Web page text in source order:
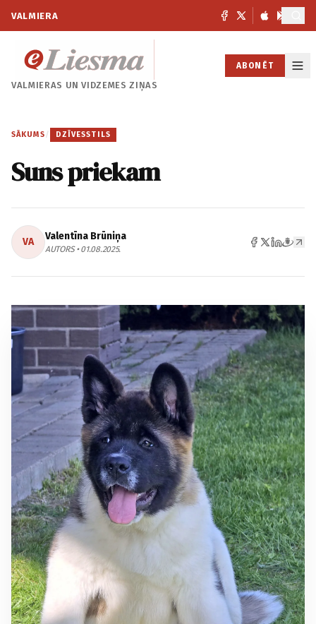
VALMIERA
VALMIERAS UNVIDZEMES ZIŅAS
ABONĒT
SĀKUMS / DZĪVESSTILS
Suns priekam
VA Valentīna Brūniņa
AUTORS • 01.08.2025.